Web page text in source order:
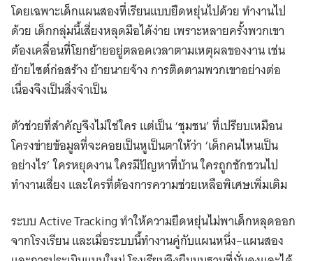
โดยเฉพาะเด็กแผนสองที่เรียนแบบยืดหยุ่นไปด้วย ทำงานไป
ด้วย เด็กกลุ่มนี้เสี่ยงหลุดมือได้ง่าย เพราะหลายครั้งพวกเขา
ต้องเคลื่อนที่โยกย้ายอยู่ตลอดเวลาตามเหตุผลของงาน เช่น
ย้ายไซต์ก่อสร้าง ย้ายนายจ้าง การติดตามพวกเขาอย่างต่อ
เนื่องจึงเป็นสิ่งจำเป็น
ตัวช่วยที่สำคัญจึงไม่ใช่ใคร แต่เป็น ‘ชุมชน’ ที่เปรียบเหมือน
โครงข่ายข้อมูลที่จะคอยเป็นหูเป็นตาให้ว่า ‘เด็กคนไหนเป็น
อย่างไร’ ใครหยุดงาน ใครมีปัญหาที่บ้าน ใครถูกชักชวนไป
ทำงานเสี่ยง และใครที่ต้องการความช่วยเหลือพิเศษเพิ่มเติม
ระบบ Active Tracking ทำให้ความยืดหยุ่นไม่พาเด็กหลุดออก
จากโรงเรียน และเมื่อระบบนี้ทำงานคู่กับแผนหนึ่ง–แผนสอง